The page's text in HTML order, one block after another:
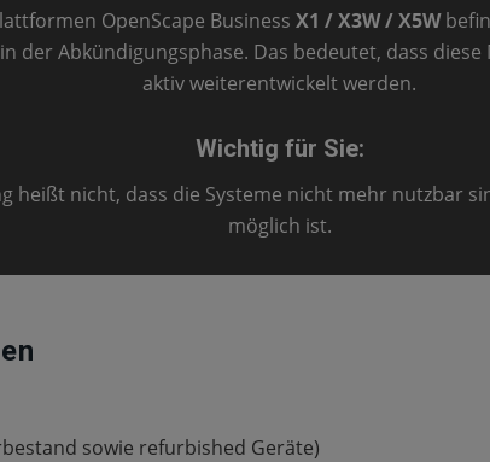
OpenScape Business X1 / X3W / X5W
der Abkündigungsphase. Das bedeutet, dass
aktiv weiterentwickelt werden.
Wichtig für Sie:
heißt nicht, dass die Systeme nicht mehr nutzbar
möglich ist.
sowie refurbished Geräte)